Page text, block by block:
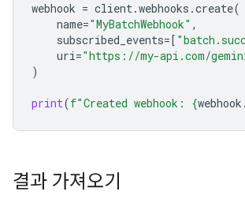
webhook = client.webhooks .create(
name="MyBatchWebhook" ,
subscribed_events=[
uri="https://my-api.com/
)
print(f"Created webhook: {webhook .
결과 가져오기